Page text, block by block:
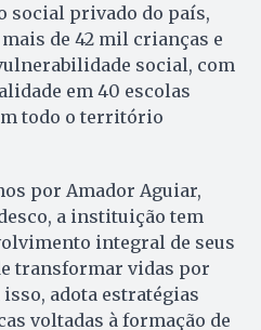
social privado do país,
de 42 mil crianças e
social, com
em 40 escolas
todo o território
por Amador Aguiar,
a instituição tem
integral de seus
transformar vidas por
isso, adota estratégias
voltadas à formação de